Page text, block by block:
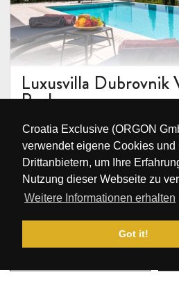
Croatia Exclusive (ORGON
verwendet eigene Cookies und
Drittanbietern, um Ihre
Nutzung dieser Webseite zu
Weitere Informationen erhalten
Got it!
Luxusvilla Dubrovnik
Pool
10 5 5
€500-€1.800 /NT